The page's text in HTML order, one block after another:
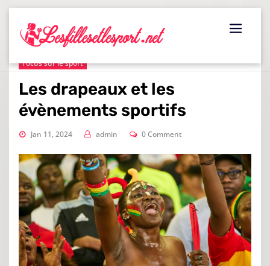
Skip
content
Focus sur le sport
Les drapeaux et les
évènements sportifs
Jan 11, 2024 admin 0 Comment